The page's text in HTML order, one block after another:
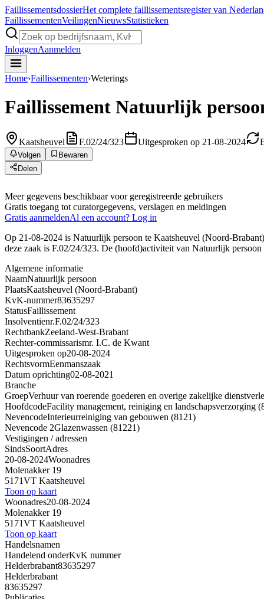
FaillissementsdossierHet complete faillissementsregister van
FaillissementenVeilingenNieuwsStatistieken
InloggenAanmelden
Home›Faillissementen›Weterings
Faillissement Natuurlijk
Kaatsheuvel F.02/24/323 Uitgesproken op 21-08-2024
Volgen
Bewaren
Delen
Meer gegevens beschikbaar voor geregistreerde gebruikers
Gratis toegang tot curatorgegevens, verslagen en meldingen
Gratis aanmeldenAl een account? Log in
Op 21-08-2024 is Natuurlijk persoon te Kaatsheuvel (Noord-
deze zaak is F.02/24/323. De (hoofd)activiteit van Natuurlijk
Algemene informatie
NaamNatuurlijk persoon
PlaatsKaatsheuvel (Noord-Brabant)
KvK-nummer83635297
StatusFaillissement
Insolventienr.F.02/24/323
RechtbankZeeland-West-Brabant
Rechter-commissarismr. I.C. de Kwant
Uitgesproken op20-08-2024
RechtsvormEenmanszaak
Datum oprichting02-08-2021
Branche
GroepVerhuur van roerende goederen en overige zakelijke
HoofdcodeFacility management, reiniging en landschapsverzorging
NevencodeInterieurreiniging van gebouwen (8121)
Nevencode 2Glazenwassen (81221)
Vestigingen / adressen
SindsSoortAdres
20-08-2024Woonadres
Molenakker 19
5171VT Kaatsheuvel
Toon op kaart
Woonadres20-08-2024
Molenakker 19
5171VT Kaatsheuvel
Toon op kaart
Handelsnamen
Handelend onderKvK nummer
Helderbrabant83635297
Helderbrabant
83635297